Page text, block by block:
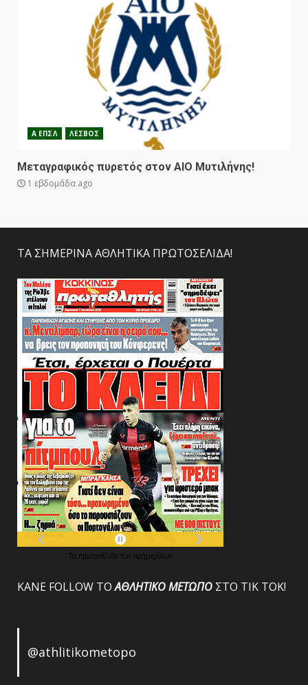
Α ΕΠΣΛ ΛΕΣΒΟΣ
Μεταγραφικός πυρετός στον ΑΙΟ Μυτιλήνης!
1 εβδομάδα ago
ΤΑ ΣΗΜΕΡΙΝΑ ΑΘΛΗΤΙΚΑ ΠΡΩΤΟΣΕΛΙΔΑ!
Τα πρωτοσέλιδα των εφημερίδων
ΚΑΝΕ FOLLOW ΤΟΑΘΛΗΤΙΚΟΜΕΤΩΠΟ ΣΤΟ ΤΙΚ ΤΟΚ!
@athlitikometopo